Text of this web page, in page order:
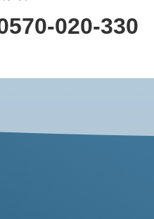
020-330